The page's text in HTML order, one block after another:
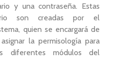
y una contraseña. Estas
son creadas por el
quien se encargará de
la permisología para
diferentes módulos del